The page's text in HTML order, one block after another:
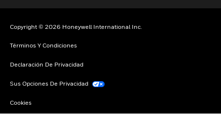
Copyright © 2026 Honeywell International Inc.
Términos Y Condiciones
Declaración De Privacidad
Sus Opciones De Privacidad
Cookies